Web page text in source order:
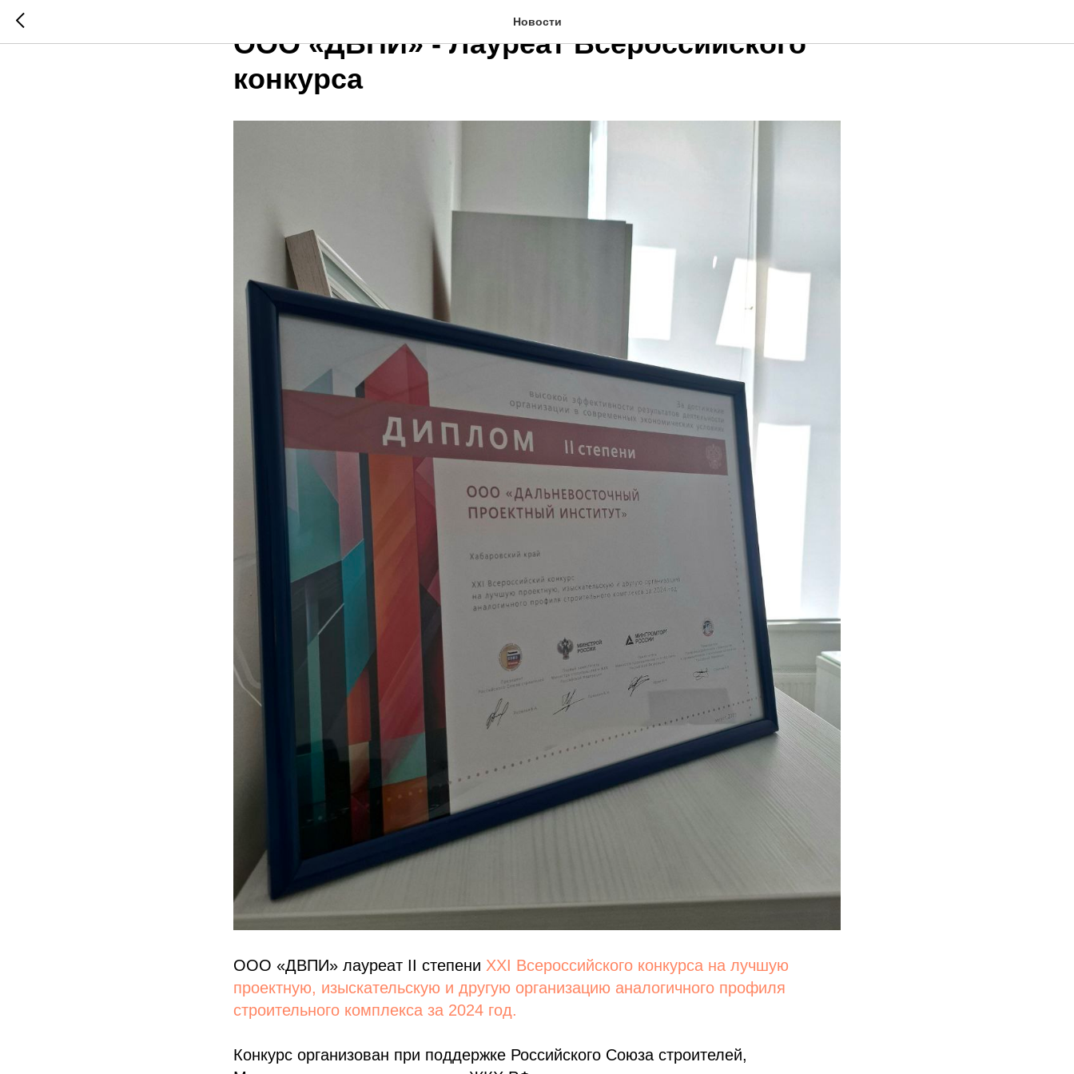
Новости
ООО «ДВПИ» - Лауреат Всероссийского
конкурса
ООО «ДВПИ» лауреат II степени XXI Всероссийского конкурса на лучшую
проектную, изыскательскую и другую организацию аналогичного профиля
строительного комплекса за 2024 год.
Конкурс организован при поддержке Российского Союза строителей,